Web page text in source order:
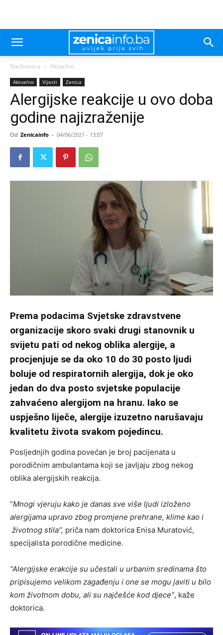
Naslovnica Aktuelno
Aktuelno Vijesti Zenica
Alergijske reakcije u ovo doba
godine najizraženije
Od Zenicainfo - 04/06/2021 - 13:07
Prema podacima Svjetske zdravstvene
organizacije skoro svaki drugi stanovnik u
svijetu pati od nekog oblika alergije, a
procjenjuje se da oko 10 do 30 posto ljudi
boluje od respiratornih alergija, dok je oko
jedan do dva posto svjetske populacije
zahvaćeno alergijom na hranu. Iako se
uspješno liječe, alergije izuzetno narušavaju
kvalitetu života svakom pojedincu.
Posljednjih godina povećan je broj pacijenata u
porodičnim ambulantama koji se javljaju zbog nekog
oblika alergijskih reakcija.
“Mnogi vjeruju kako je danas sve više ljudi izloženo
alergijama upravo zbog promjene prehrane, klime kao i
životnog stila”, priča nam doktorica Enisa Muratović,
specijalista porodične medicine.
“Alergijske erakcije su učestali u urbanim sredinama što
pripisujemo velikom zagađenju i one se mogu javiti u bilo
kom životnom dobu, ali su najčešće kod djece”, kaže
doktorica.